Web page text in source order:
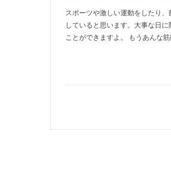
スポーツや激しい運動をしたり
していると思います。大事な日
ことができますよ。 もうあんな